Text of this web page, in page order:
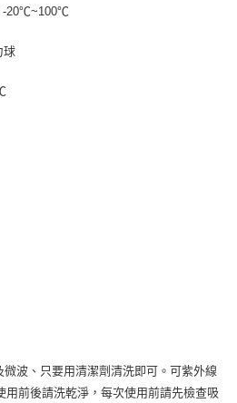
上)免運費
以上)免運費
-20℃~100℃
球
波、只要用清潔劑清洗即可。可紫外線
前後請洗乾淨，每次使用前請先檢查吸